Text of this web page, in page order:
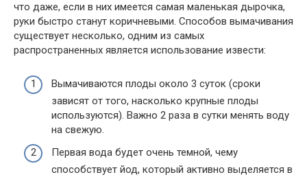
что даже, если в них имеется самая маленькая дырочка,
руки быстро станут коричневыми. Способов вымачивания
существует несколько, одним из самых
распространенных является использование извести:
Вымачиваются плоды около 3 суток (сроки
зависят от того, насколько крупные плоды
используются). Важно 2 раза в сутки менять воду
на свежую.
Первая вода будет очень темной, чему
способствует йод, который активно выделяется в